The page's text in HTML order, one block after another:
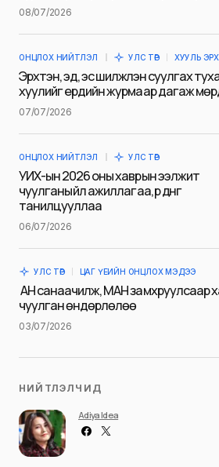
Сэтгэгдэл*
Name
time I comment.
Илгээх
08/07/2026
ОНЦЛОХ НИЙТЛЭЛ УЛС ТӨР ХУУЛЬ
Эрхтэн, эд, эс шилжүүлэн суулгах
хуулийг ердийн журмаар дагаж
07/07/2026
ОНЦЛОХ НИЙТЛЭЛ УЛС ТӨР
УИХ-ын 2026 оны хаврын ээлжит
чуулганы үйл ажиллагаа, үр дүнг
танилцууллаа
06/07/2026
УЛС ТӨР ЦАГ ҮЕИЙН ОНЦЛОХ МЭДЭЭ
АН санаачилж, МАН замхруулсаар
чуулган өндөрлөлөө
03/07/2026
НИЙТЛЭЛЧИД
Adiya Idea